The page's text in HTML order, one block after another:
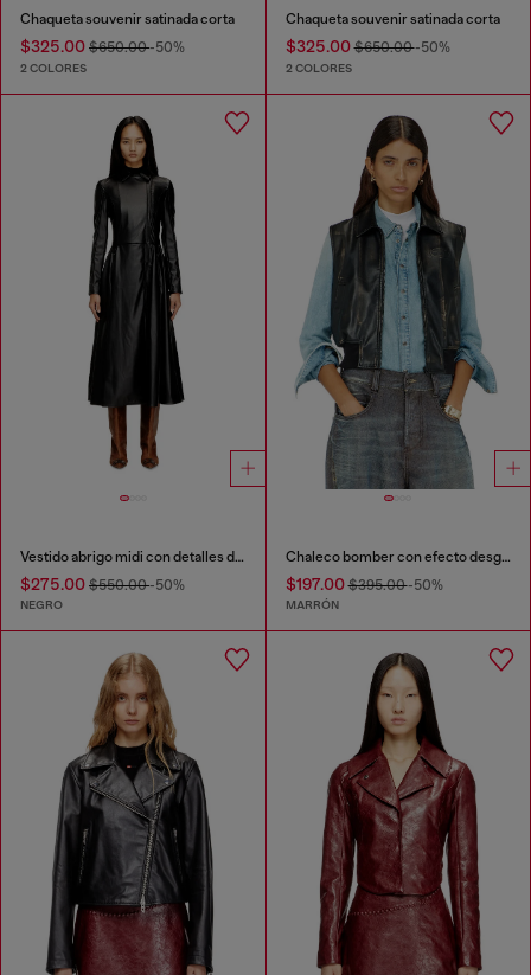
Chaqueta souvenir satinada corta
$325.00 $650.00-50%
2 COLORES
Chaqueta souvenir satinada corta
$325.00$650.00-50%
2 COLORES
Vestido abrigo midi con detalles de motorista
$275.00 $550.00-50%
NEGRO
Chaleco bomber con efecto desgastado
$197.00$395.00-50%
MARRÓN